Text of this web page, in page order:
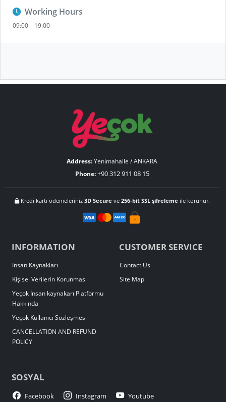
Working Hours
09:00 – 19:00
Address:Yenimahalle / ANKARA
Phone: +90 312 911 08 15
Kredi kartı ödemeleriniz 3D Secure ve 256-bit SSL şifreleme ile korunur.
INFORMATION
İnsan Kaynakları
Kişisel Verilerin Korunması
Yeçok İnsan kaynakarı Platformu
Hakkında
Yeçok Kullanıcı Sözleşmesi
CANCELLATION AND REFUND
POLICY
CUSTOMER SERVICE
Contact Us
Site Map
SOSYAL
Facebook Instagram Youtube